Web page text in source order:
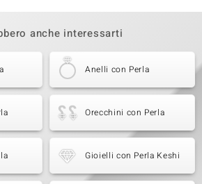
anche interessarti
Anelli con Perla
Orecchini con Perla
Gioielli con Perla Keshi